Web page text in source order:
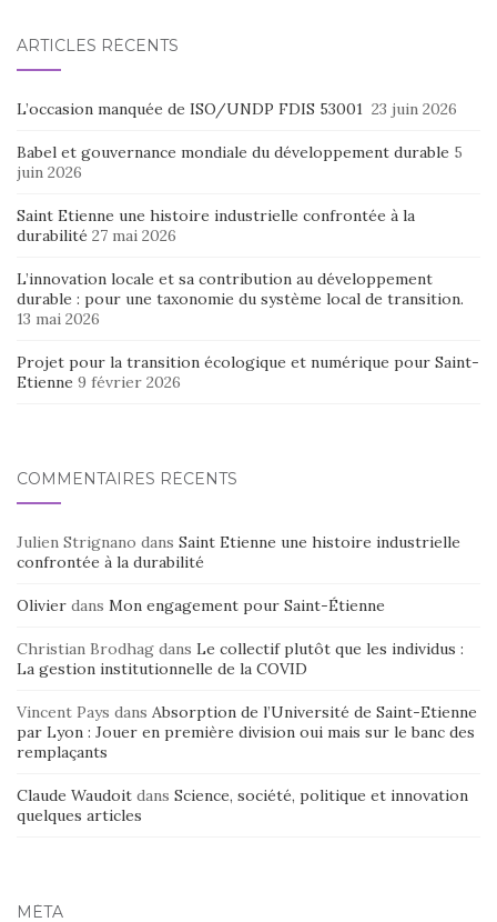
ARTICLES RÉCENTS
L’occasion manquée de ISO/UNDP FDIS 53001 23 juin 2026
Babel et gouvernance mondiale du développement durable 5
juin 2026
Saint Etienne une histoire industrielle confrontée à la
durabilité 27 mai 2026
L’innovation locale et sa contribution au développement
durable : pour une taxonomie du système local de transition.
13 mai 2026
Projet pour la transition écologique et numérique pour Saint-
Etienne 9 février 2026
COMMENTAIRES RÉCENTS
Julien Strignano dans Saint Etienne une histoire industrielle
confrontée à la durabilité
Olivier dans Mon engagement pour Saint-Étienne
Christian Brodhag dans Le collectif plutôt que les individus :
La gestion institutionnelle de la COVID
Vincent Pays dans Absorption de l’Université de Saint-Etienne
par Lyon : Jouer en première division oui mais sur le banc des
remplaçants
Claude Waudoit dans Science, société, politique et innovation
quelques articles
MÉTA